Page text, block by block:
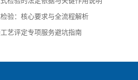
验：核心要求与全流程解析
艺评定专项服务避坑指南